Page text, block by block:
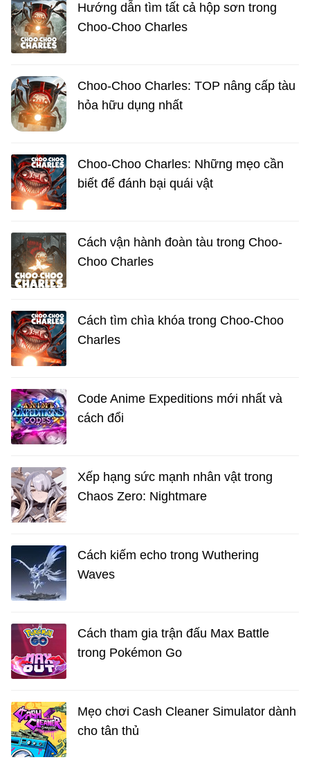
Hướng dẫn tìm tất cả hộp sơn trong
Choo-Choo Charles
Choo-Choo Charles: TOP nâng cấp tàu
hỏa hữu dụng nhất
Choo-Choo Charles: Những mẹo cần
biết để đánh bại quái vật
Cách vận hành đoàn tàu trong Choo-
Choo Charles
Cách tìm chìa khóa trong Choo-Choo
Charles
Code Anime Expeditions mới nhất và
cách đổi
Xếp hạng sức mạnh nhân vật trong
Chaos Zero: Nightmare
Cách kiếm echo trong Wuthering
Waves
Cách tham gia trận đấu Max Battle
trong Pokémon Go
Mẹo chơi Cash Cleaner Simulator dành
cho tân thủ